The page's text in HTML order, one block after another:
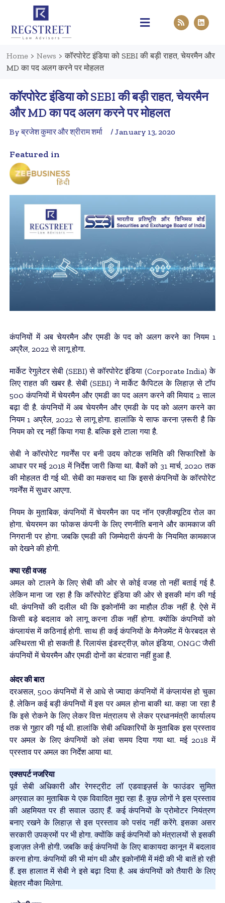
Home > News > कॉरपोरेट इंडिया को SEBI की बड़ी राहत, चेयरमैन और
MD का पद अलग करने पर मोहलत
कॉरपोरेट इंडिया को SEBI की बड़ी राहत, चेयरमैन
और MD का पद अलग करने पर मोहलत
By ब्रजेश कुमार और श्रीराम शर्मा / January 13, 2020
Featured in
कंपनियों में अब चेयरमैन और एमडी के पद को अलग करने का नियम 1
अप्रैल, 2022 से लागू होगा.
मार्केट रेगुलेटर सेबी (SEBI) से कॉरपोरेट इंडिया (Corporate India) के
लिए राहत की खबर है. सेबी (SEBI) ने मार्केट कैपिटल के लिहाज़ से टॉप
500 कंपनियों में चेयरमैन और एमडी का पद अलग करने की मियाद 2 साल
बढ़ा दी है. कंपनियों में अब चेयरमैन और एमडी के पद को अलग करने का
नियम 1 अप्रैल, 2022 से लागू होगा. हालांकि ये साफ करना ज़रूरी है कि
नियम को रद्द नहीं किया गया है. बल्कि इसे टाला गया है.
सेबी ने कॉरपोरेट गवर्नेंस पर बनी उदय कोटक समिति की सिफारिशों के
आधार पर मई 2018 में निर्देश जारी किया था. बैकों को 31 मार्च, 2020 तक
की मोहलत दी गई थी. सेबी का मकसद था कि इससे कंपनियों के कॉरपोरेट
गवर्नेंस में सुधार आएगा.
नियम के मुताबिक, कंपनियों में चेयरमैन का पद नॉन एक्ज़ीक्यूटिव रोल का
होगा. चेयरमन का फोकस कंपनी के लिए रणनीति बनाने और कामकाज की
निगरानी पर होगा. जबकि एमडी की जिम्मेदारी कंपनी के नियमित कामकाज
को देखने की होगी.
क्या रही वजह
अमल को टालने के लिए सेबी की ओर से कोई वजह तो नहीं बताई गई है.
लेकिन माना जा रहा है कि कॉरपोरेट इंडिया की ओर से इसकी मांग की गई
थी. कंपनियों की दलील थी कि इकोनॉमी का माहौल ठीक नहीं है. ऐसे में
किसी बड़े बदलाव को लागू करना ठीक नहीं होगा. क्योंकि कंपनियों को
कंप्लायंस में कठिनाई होगी. साथ ही कई कंपनियों के मैनेजमेंट में फेरबदल से
अस्थिरता भी हो सकती है. रिलायंस इंडस्ट्रीज़, कोल इंडिया, ONGC जैसी
कंपनियों में चेयरमैन और एमडी दोनों का बंटवारा नहीं हुआ है.
अंदर की बात
दरअसल, 500 कंपनियों में से आधे से ज्यादा कंपनियों में कंप्लायंस हो चुका
है. लेकिन कई बड़ी कंपनियों में इस पर अमल होना बाकी था. कहा जा रहा है
कि इसे रोकने के लिए लेकर वित्त मंत्रालय से लेकर प्रधानमंत्री कार्यालय
तक से गुहार की गई थी. हालांकि सेबी अधिकारियों के मुताबिक इस प्रस्ताव
पर अमल के लिए कंपनियों को लंबा समय दिया गया था. मई 2018 में
प्रस्ताव पर अमल का निर्देश आया था.
एक्सपर्ट नजरिया
पूर्व सेबी अधिकारी और रेगस्ट्रीट लॉ एडवाइज़र्स के फाउंडर सुमित
अग्रवाल का मुताबिक ये एक विवादित मुद्दा रहा है. कुछ लोगों ने इस प्रस्ताव
की अहमियत पर ही सवाल उठाए हैं. कई कंपनियों के प्रोमोटर नियंत्रण
बनाए रखने के लिहाज़ से इस प्रस्ताव को पसंद नहीं करेंगे. इसका असर
सरकारी उपक्रमों पर भी होगा. क्योंकि कई कंपनियों को मंत्रालयों से इसकी
इजाज़त लेनी होगी. जबकि कई कंपनियों के लिए बाकायदा कानून में बदलाव
करना होगा. कंपनियों की भी मांग थी और इकोनॉमी में मंदी की भी बातें हो रही
हैं. इस हालात में सेबी ने इसे बढ़ा दिया है. अब कंपनियों को तैयारी के लिए
बेहतर मौका मिलेगा.